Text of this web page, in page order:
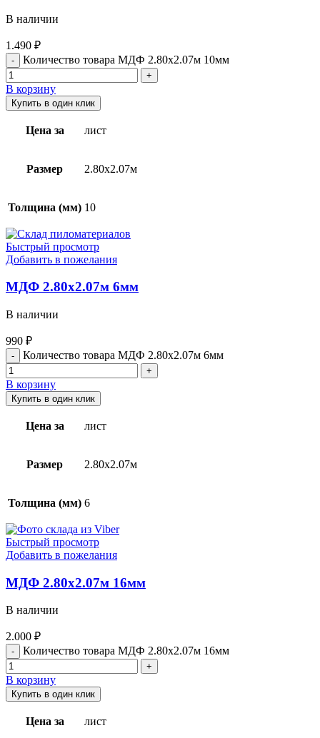
В наличии
1.490 ₽
Количество товара МДФ 2.80х2.07м 10мм
В корзину
Купить в один клик
Цена за лист
Размер 2.80х2.07м
Толщина (мм) 10
Быстрый просмотр
Добавить в пожелания
МДФ 2.80х2.07м 6мм
В наличии
990 ₽
Количество товара МДФ 2.80х2.07м 6мм
В корзину
Купить в один клик
Цена за лист
Размер 2.80х2.07м
Толщина (мм) 6
Быстрый просмотр
Добавить в пожелания
МДФ 2.80х2.07м 16мм
В наличии
2.000 ₽
Количество товара МДФ 2.80х2.07м 16мм
В корзину
Купить в один клик
Цена за лист